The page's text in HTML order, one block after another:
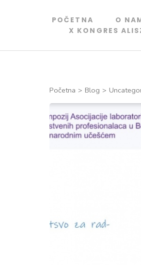
POČETNA O
X KONGRES
Početna > Blog >